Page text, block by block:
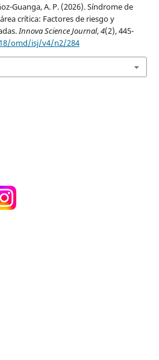
Guanga, A. P. (2026). Síndrome de
crítica: Factores de riesgo y
Innova Science Journal,4(2), 445-
omd/isj/v4/n2/284